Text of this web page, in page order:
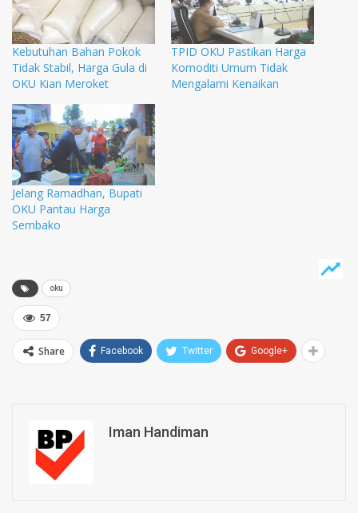
Kebutuhan Bahan Pokok
Tidak Stabil, Harga Gula di
OKU Kian Meroket
TPID OKU Pastikan Harga
Komoditi Umum Tidak
Mengalami Kenaikan
Jelang Ramadhan, Bupati
OKU Pantau Harga
Sembako
oku
57
Share Facebook Twitter Google+
Iman Handiman